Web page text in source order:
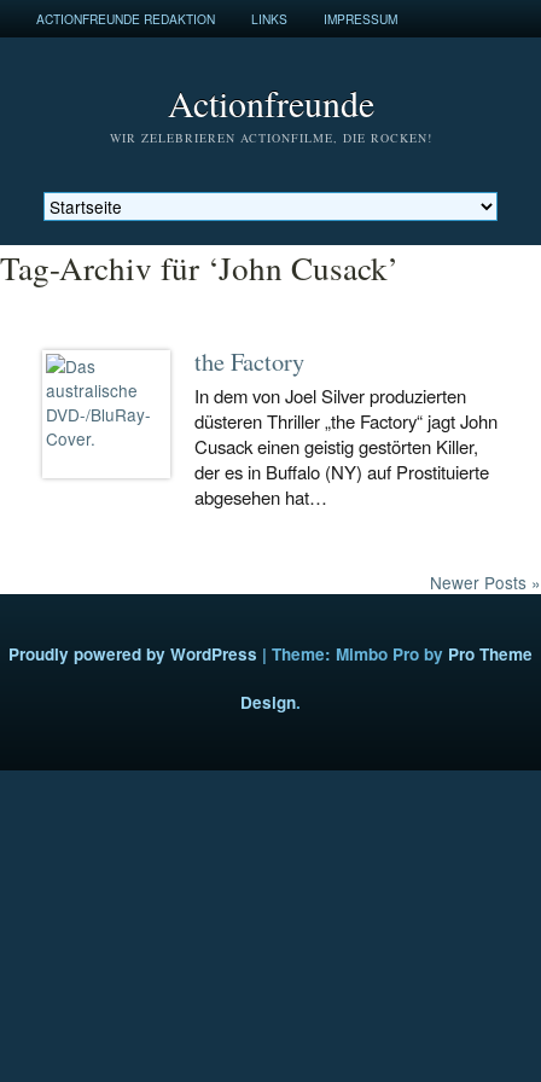
ACTIONFREUNDE REDAKTION LINKS IMPRESSUM
Actionfreunde
WIR ZELEBRIEREN ACTIONFILME, DIE ROCKEN!
Tag-Archiv für ‘John Cusack’
the Factory
In dem von Joel Silver produzierten
düsteren Thriller „the Factory“ jagt John
Cusack einen geistig gestörten Killer,
der es in Buffalo (NY) auf Prostituierte
abgesehen hat…
Newer Posts »
Proudly powered by WordPress | Theme: Mimbo Pro by Pro Theme
Design.